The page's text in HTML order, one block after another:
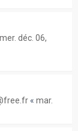
mer. déc. 06,
« mar.